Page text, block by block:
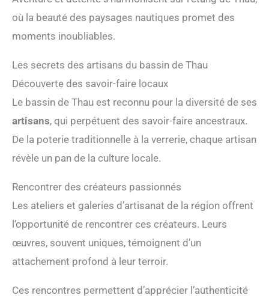
où la beauté des paysages nautiques promet des
moments inoubliables.
Les secrets des artisans du bassin de Thau
Découverte des savoir-faire locaux
Le bassin de Thau est reconnu pour la diversité de ses
artisans, qui perpétuent des savoir-faire ancestraux.
De la poterie traditionnelle à la verrerie, chaque artisan
révèle un pan de la culture locale.
Rencontrer des créateurs passionnés
Les ateliers et galeries d’artisanat de la région offrent
l’opportunité de rencontrer ces créateurs. Leurs
œuvres, souvent uniques, témoignent d’un
attachement profond à leur terroir.
Ces rencontres permettent d’apprécier l’authenticité